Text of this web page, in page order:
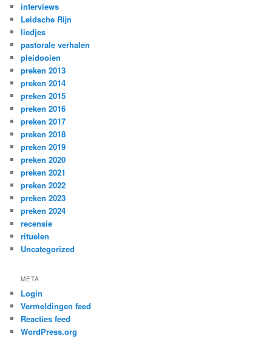
interviews
Leidsche Rijn
liedjes
pastorale verhalen
pleidooien
preken 2013
preken 2014
preken 2015
preken 2016
preken 2017
preken 2018
preken 2019
preken 2020
preken 2021
preken 2022
preken 2023
preken 2024
recensie
rituelen
Uncategorized
META
Login
Vermeldingen feed
Reacties feed
WordPress.org